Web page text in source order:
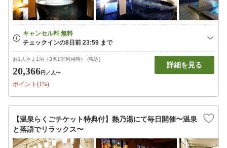
お1人さま1泊（3名1室利用時） (税込)
20,366円 ／人〜
ポイント(1%)
詳細を見る
【温泉らくごチケット特典付】熱乃湯にて毎日開催〜温泉
と落語でリラックス〜